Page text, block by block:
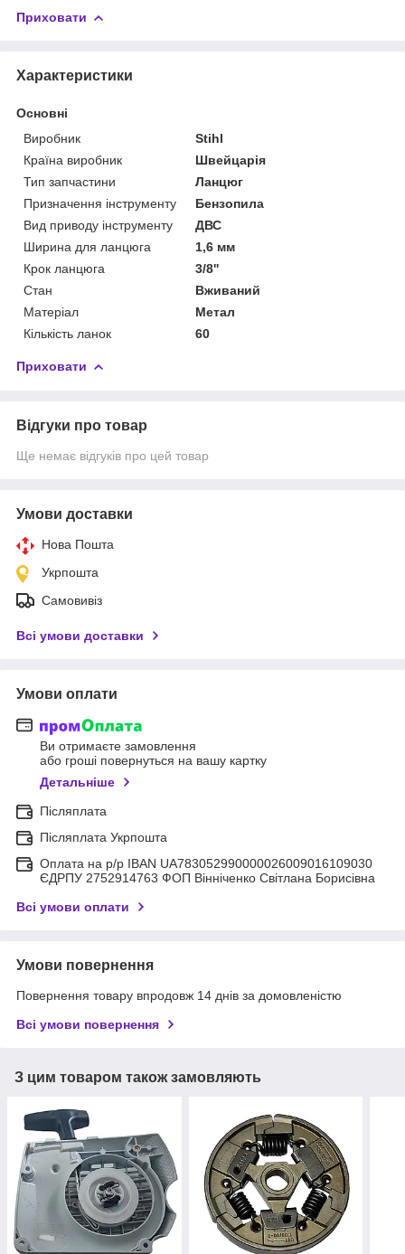
Приховати
Характеристики
Основні
Виробник
Stihl
Країна виробник
Швейцарія
Тип запчастини
Ланцюг
Призначення інструменту
Бензопила
Вид приводу інструменту
ДВС
Ширина для ланцюга
1,6 мм
Крок ланцюга
3/8''
Стан
Вживаний
Матеріал
Метал
Кількість ланок
60
Приховати
Відгуки про товар
Ще немає відгуків про цей товар
Умови доставки
Нова Пошта
Укрпошта
Самовивіз
Всі умови доставки
Умови оплати
Ви отримаєте замовлення
або гроші повернуться на вашу картку
Детальніше
Післяплата
Післяплата Укрпошта
Оплата на р/р IBAN UA783052990000026009016109030
ЄДРПУ 2752914763 ФОП Вінніченко Світлана Борисівна
Всі умови оплати
Умови повернення
Повернення товару впродовж 14 днів за домовленістю
Всі умови повернення
З цим товаром також замовляють